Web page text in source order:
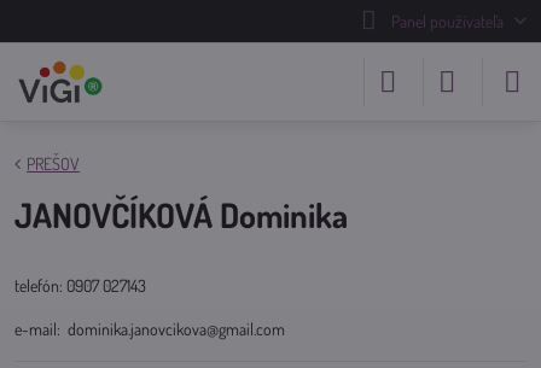
Panel používateľa
PREŠOV
JANOVČÍKOVÁ Dominika
telefón: 0907 027143
e-mail: dominika.janovcikova@gmail.com